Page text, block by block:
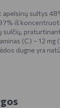
apelsinų sultys
iš
(C) – 12 mg
dugne yra